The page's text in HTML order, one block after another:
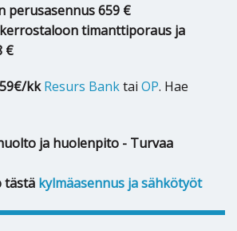
perusasennus 659 €
timanttiporaus ja
€
kk Resurs Banktai OP. Hae
ja huolenpito - Turvaa
tästä kylmäasennus ja sähkötyöt